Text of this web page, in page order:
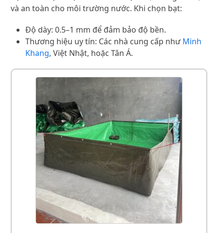
và an toàn cho môi trường nước. Khi chọn bạt:
Độ dày: 0.5–1 mm để đảm bảo độ bền.
Thương hiệu uy tín: Các nhà cung cấp nhưMinh
Khang, Việt Nhật, hoặc Tân Á.